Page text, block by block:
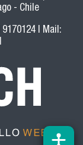
- Chile
| Mail: